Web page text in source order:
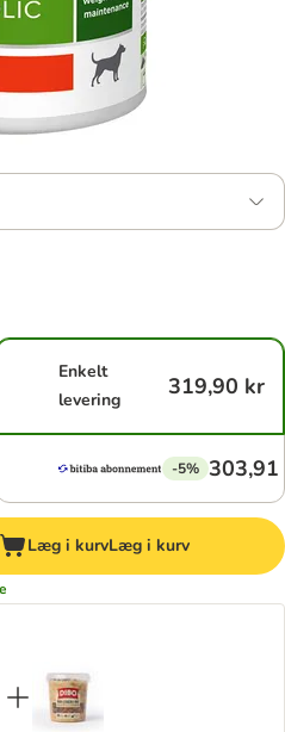
Enkelt
levering
319,90 kr
-5% 303,91
Læg i kurvLæg i kurv